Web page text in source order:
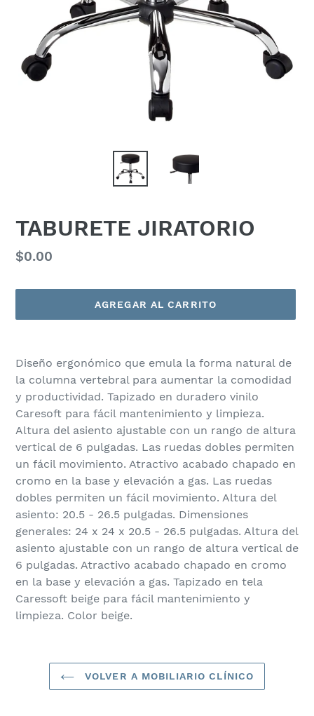
TABURETE JIRATORIO
Precio
$0.00
AGREGAR AL CARRITO
a
tu
carrito
de
compra
Diseño ergonómico que emula la forma natural de
la columna vertebral para aumentar la comodidad
y productividad. Tapizado en duradero vinilo
Caresoft para fácil mantenimiento y limpieza.
Altura del asiento ajustable con un rango de altura
vertical de 6 pulgadas. Las ruedas dobles permiten
un fácil movimiento. Atractivo acabado chapado en
cromo en la base y elevación a gas. Las ruedas
dobles permiten un fácil movimiento. Altura del
asiento: 20.5 - 26.5 pulgadas. Dimensiones
generales: 24 x 24 x 20.5 - 26.5 pulgadas. Altura del
asiento ajustable con un rango de altura vertical de
6 pulgadas. Atractivo acabado chapado en cromo
en la base y elevación a gas. Tapizado en tela
Caressoft beige para fácil mantenimiento y
limpieza. Color beige.
VOLVER A MOBILIARIO CLÍNICO